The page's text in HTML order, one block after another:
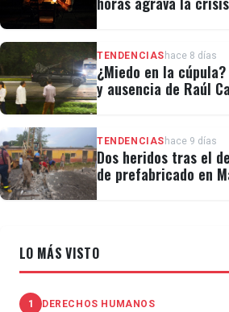
TENDENCIAS hace 8 días
¿Miedo en la
y ausencia de Raúl
TENDENCIAS hace 9 días
Dos heridos tras el
de prefabricado en
LO MÁS VISTO
1 DERECHOS HUMANOS